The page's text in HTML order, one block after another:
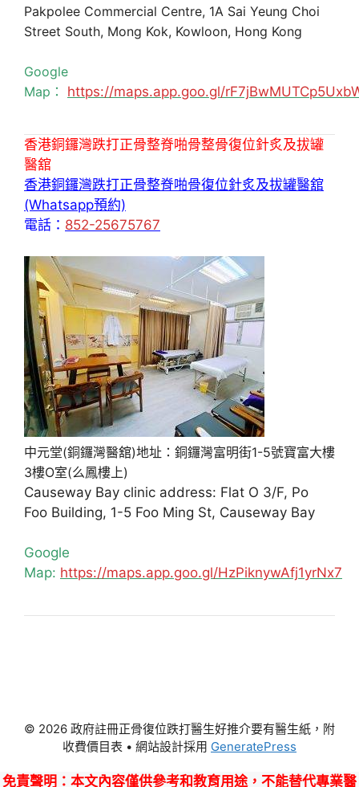
Pakpolee Commercial Centre, 1A Sai Yeung Choi
Street South, Mong Kok, Kowloon, Hong Kong
Google
Map： https://maps.app.goo.gl/
香港銅鑼灣跌打正骨整脊啪骨整骨復位針炙及拔罐
醫舘
香港銅鑼灣跌打正骨整脊啪骨復位針炙及拔罐醫舘
(Whatsapp預約)
電話： 852-25675767
中元堂(銅鑼灣醫舘)地址：銅鑼灣富明街1-5號寶富大樓
3樓O室(么鳳樓上)
Causeway Bay clinic address: Flat O 3/F, Po
Foo Building, 1-5 Foo Ming St, Causeway Bay
Google
Map: https://maps.app.goo.gl/HzPiknywAfj1yrNx7
© 2026 政府註冊正骨復位跌打醫生好推介要有醫生紙，附
收費價目表 • 網站設計採用 GeneratePress
免責聲明 ：本文內容僅供參考和教育用途，不能替代專業醫